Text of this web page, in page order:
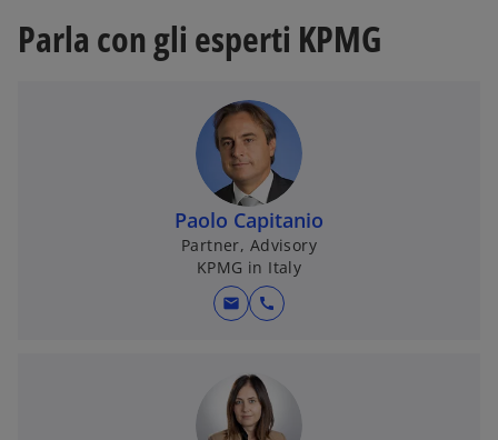
Parla con gli esperti KPMG
Paolo Capitanio
Partner, Advisory
KPMG in Italy
mail call